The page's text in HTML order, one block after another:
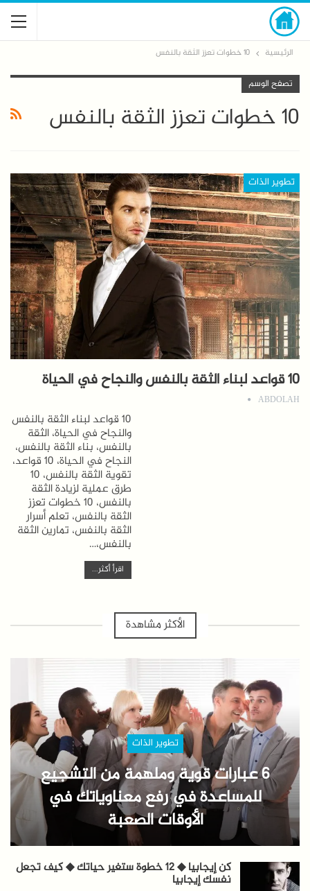
الرئيسية 10 خطوات تعزز الثقة بالنفس
تصفح الوسم
10 خطوات تعزز الثقة بالنفس
تطوير الذات
10 قواعد لبناء الثقة بالنفس والنجاح في الحياة
ABDOLAH
10 قواعد لبناء الثقة بالنفس
والنجاح في الحياة، الثقة
بالنفس، بناء الثقة بالنفس،
النجاح في الحياة، 10 قواعد،
تقوية الثقة بالنفس، 10
طرق عملية لزيادة الثقة
بالنفس، 10 خطوات تعزز
الثقة بالنفس، تعلم أسرار
الثقة بالنفس، تمارين الثقة
بالنفس،…
اقرأ أكثر...
الأكثر مشاهدة
تطوير الذات
6 عبارات قوية وملهمة من التشجيع
للمساعدة في رفع معناوياتك في
الأوقات الصعبة
كن إيجابيا ◆ 12 خطوة ستغير حياتك ◆ كيف تجعل
نفسك إيجابيا